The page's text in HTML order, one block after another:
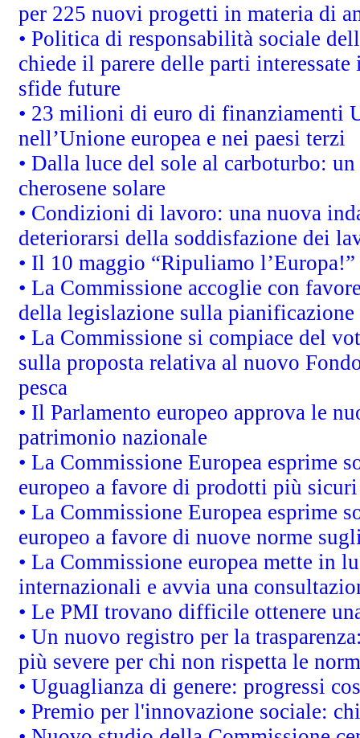
per 225 nuovi progetti in materia di
• Politica di responsabilità sociale
chiede il parere delle parti
sfide future
• 23 milioni di euro di finanziamenti
nell’Unione europea e nei paesi terzi
• Dalla luce del sole al carboturbo:
cherosene solare
• Condizioni di lavoro: una nuova
deteriorarsi della soddisfazione dei
• Il 10 maggio “Ripuliamo l’Europa!”
• La Commissione accoglie con
della legislazione sulla
• La Commissione si compiace del
sulla proposta relativa al nuovo
pesca
• Il Parlamento europeo approva le
patrimonio nazionale
• La Commissione Europea esprime
europeo a favore di prodotti più
• La Commissione Europea esprime
europeo a favore di nuove norme
• La Commissione europea mette in
internazionali e avvia una
• Le PMI trovano difficile ottenere
• Un nuovo registro per la
più severe per chi non rispetta le
• Uguaglianza di genere: progressi
• Premio per l'innovazione sociale: